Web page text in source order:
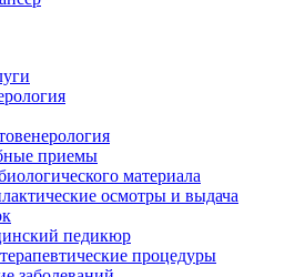
приемы
материала
осмотры и выдача
педикюр
процедуры